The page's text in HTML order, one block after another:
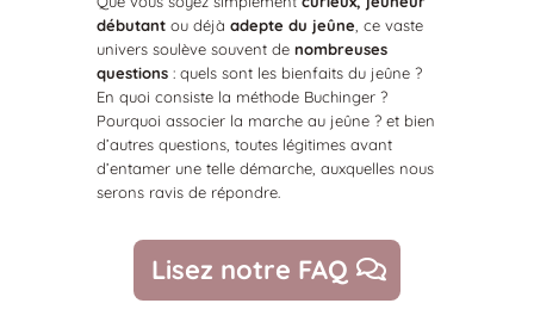
débutantou déjà adepte du jeûne, ce vaste
univers soulève souvent de nombreuses
questions: quels sont les bienfaits du jeûne ?
En quoi consiste la méthode Buchinger ?
Pourquoi associer la marche au jeûne ? et bien
d’autres questions, toutes légitimes avant
d’entamer une telle démarche, auxquelles nous
serons ravis de répondre.
Lisez notre FAQ